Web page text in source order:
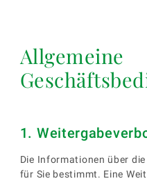
Allgemeine
1.
Die Informationen über
für Sie bestimmt. Eine